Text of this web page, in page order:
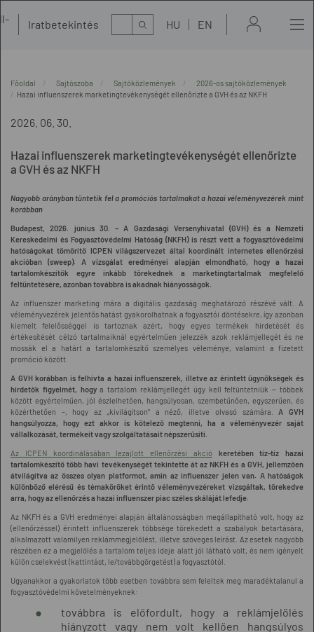
Iratbetekintés Kereső HU EN
Főoldal Sajtószoba Sajtóközlemények
2026-os sajtóközlemények
Hazai influenszerek marketingtevékenységét ellenőrizte a GVH és az NKFH
2026. 06. 30.
Hazai influenszerek marketingtevékenységét ellenőrizte
a GVH és az NKFH
Nagyobb arányban tüntetik fel a promóciós tartalmakat a hazai véleményvezérek mint
korábban
Budapest, 2026. június 30. – A Gazdasági Versenyhivatal (GVH) és a Nemzeti
Kereskedelmi és Fogyasztóvédelmi Hatóság (NKFH) is részt vett a fogyasztóvédelmi
hatóságokat tömörítő ICPEN világszervezet által koordinált internetes ellenőrzési
akcióban (sweep). A vizsgálat eredményei alapján elmondható, hogy a hazai
tartalomkészítők egyre inkább törekednek a marketingtartalmak megfelelő
feltüntetésére, azonban továbbra is akadnak hiányosságok.
Az influenszer marketing mára a digitális gazdaság meghatározó részévé vált. A
véleményvezérek jelentős hatást gyakorolhatnak a fogyasztói döntésekre, így azonban
kiemelt felelősséggel is tartoznak azért, hogy egyes termékek hirdetését és
értékesítését célzó tartalmaiknál egyértelműen jelezzék azok reklámjellegét és ne
mossák el a határt a tartalomkészítő személyes véleménye, valamint a fizetett
promóció között.
A GVH korábban is felhívta a hazai influenszerek, illetve az érintett ügynökségek és
hirdetők figyelmét, hogya tartalom reklámjellegét úgy kell feltüntetniük − többek
között egyértelműen, jól észlelhetően, hangsúlyosan, szembetűnően, egyszerűen, és
közérthetően –, hogy az „kivilágítson” a néző, illetve olvasó számára.A GVH
hangsúlyozza, hogy ezt akkor is kötelező megtenni, ha a véleményvezér saját
vállalkozását, termékeit vagy szolgáltatásait népszerűsíti.
Az ICPEN koordinálásában lezajlott ellenőrzési akciókeretében tíz-tíz hazai
tartalomkészítő több havi tevékenységét tekintette át az NKFH és a GVH, jellemzően
átvilágítva az összes olyan platformot, amin az influenszer jelen van. A hatóságok
különböző elérésű és témaköröket érintő véleményvezéreket vizsgáltak, törekedve
arra, hogy az ellenőrzés a hazai influenszer piac széles skáláját lefedje.
Az NKFH és a GVH eredményei alapján általánosságban megállapítható volt, hogy az
(ellenőrzéssel) érintett influenszerek többsége törekedett a szabályok betartására,
alkalmazott valamilyen reklámmegjelölést, illetve szöveges leírást. Az esetek nagyobb
részében ez a megjelölés a tartalom teljes ideje alatt jól látható volt, és nem igényelt
külön cselekvést (kattintást, le/továbbgörgetést) a fogyasztótól.
Ugyanakkor a gyakorlatok több esetben továbbra sem feleltek meg maradéktalanul a
fogyasztóvédelmi követelményeknek:
továbbra is előfordult, hogy a reklámjelölés
hiányzott vagy nem volt kellően hangsúlyos